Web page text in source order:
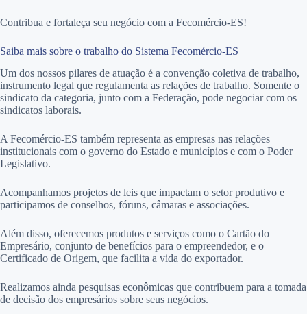
Contribua e fortaleça seu negócio com a Fecomércio-ES!
Saiba mais sobre o trabalho do Sistema Fecomércio-ES
Um dos nossos pilares de atuação é a convenção coletiva de trabalho,
instrumento legal que regulamenta as relações de trabalho. Somente o
sindicato da categoria, junto com a Federação, pode negociar com os
sindicatos laborais.
A Fecomércio-ES também representa as empresas nas relações
institucionais com o governo do Estado e municípios e com o Poder
Legislativo.
Acompanhamos projetos de leis que impactam o setor produtivo e
participamos de conselhos, fóruns, câmaras e associações.
Além disso, oferecemos produtos e serviços como o Cartão do
Empresário, conjunto de benefícios para o empreendedor, e o
Certificado de Origem, que facilita a vida do exportador.
Realizamos ainda pesquisas econômicas que contribuem para a tomada
de decisão dos empresários sobre seus negócios.